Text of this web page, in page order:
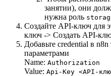
занятии), они
нужна роль
Создайте API-ключ для
ключ -> Создать API-
Добавьте credential в
параметрами
Name: Authorization
Value: Api-Key <API-